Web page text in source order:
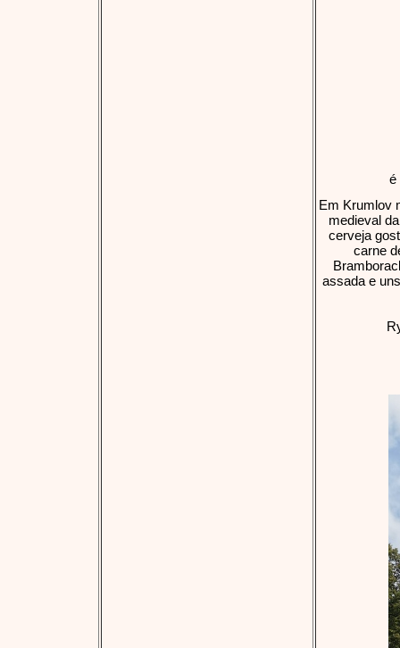
é
Em Krumlov
medieval
cerveja
carne
assada e